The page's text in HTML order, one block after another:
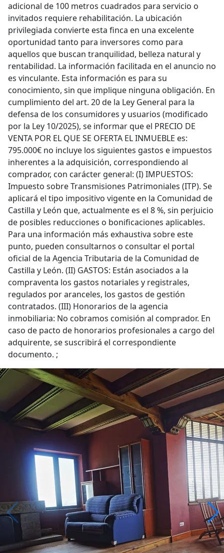
adicional de 100 metros cuadrados para servicio o
invitados requiere rehabilitación. La ubicación
privilegiada convierte esta finca en una excelente
oportunidad tanto para inversores como para
aquellos que buscan tranquilidad, belleza natural y
rentabilidad. La información facilitada en el anuncio no
es vinculante. Esta información es para su
conocimiento, sin que implique ninguna obligación. En
cumplimiento del art. 20 de la Ley General para la
defensa de los consumidores y usuarios (modificado
por la Ley 10/2025), se informar que el PRECIO DE
VENTA POR EL QUE SE OFERTA EL INMUEBLE es:
795.000€ no incluye los siguientes gastos e impuestos
inherentes a la adquisición, correspondiendo al
comprador, con carácter general: (I) IMPUESTOS:
Impuesto sobre Transmisiones Patrimoniales (ITP). Se
aplicará el tipo impositivo vigente en la Comunidad de
Castilla y León que, actualmente es el 8 %, sin perjuicio
de posibles reducciones o bonificaciones aplicables.
Para una información más exhaustiva sobre este
punto, pueden consultarnos o consultar el portal
oficial de la Agencia Tributaria de la Comunidad de
Castilla y León. (II) GASTOS: Están asociados a la
compraventa los gastos notariales y registrales,
regulados por aranceles, los gastos de gestión
contratados. (III) Honorarios de la agencia
inmobiliaria: No cobramos comisión al comprador. En
caso de pacto de honorarios profesionales a cargo del
adquirente, se suscribirá el correspondiente
documento. ;